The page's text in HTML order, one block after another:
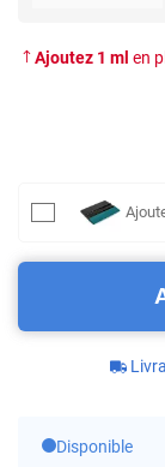
Ajoutez 1 ml en
Disponible